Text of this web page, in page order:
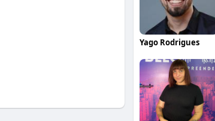
Yago Rodrigues